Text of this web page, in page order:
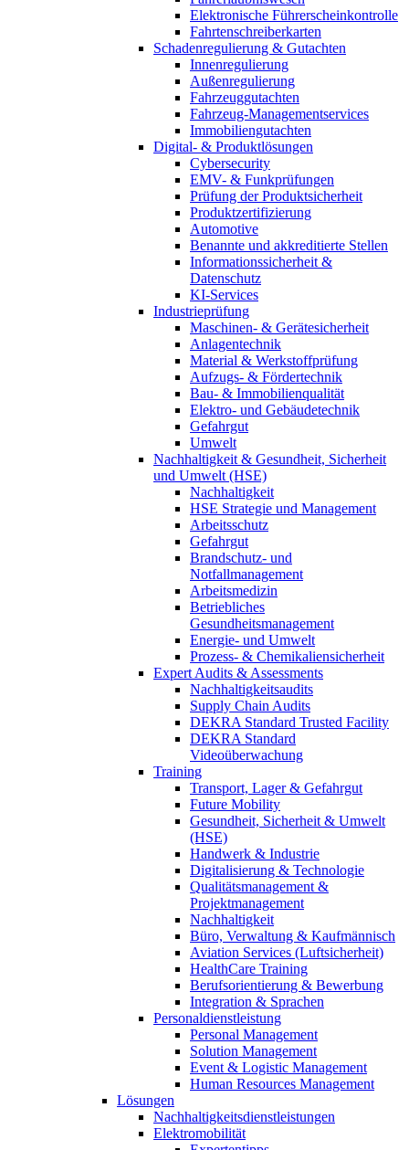
Elektronische Führerscheinkontrolle
Fahrtenschreiberkarten
Schadenregulierung & Gutachten
Innenregulierung
Außenregulierung
Fahrzeuggutachten
Fahrzeug-Managementservices
Immobiliengutachten
Digital- & Produktlösungen
Cybersecurity
EMV- & Funkprüfungen
Prüfung der Produktsicherheit
Produktzertifizierung
Automotive
Benannte und akkreditierte Stellen
Informationssicherheit &
Datenschutz
KI-Services
Industrieprüfung
Maschinen- & Gerätesicherheit
Anlagentechnik
Material & Werkstoffprüfung
Aufzugs- & Fördertechnik
Bau- & Immobilienqualität
Elektro- und Gebäudetechnik
Gefahrgut
Umwelt
Nachhaltigkeit & Gesundheit, Sicherheit
und Umwelt (HSE)
Nachhaltigkeit
HSE Strategie und Management
Arbeitsschutz
Gefahrgut
Brandschutz- und
Notfallmanagement
Arbeitsmedizin
Betriebliches
Gesundheitsmanagement
Energie- und Umwelt
Prozess- & Chemikaliensicherheit
Expert Audits & Assessments
Nachhaltigkeitsaudits
Supply Chain Audits
DEKRA Standard Trusted Facility
DEKRA Standard
Videoüberwachung
Training
Transport, Lager & Gefahrgut
Future Mobility
Gesundheit, Sicherheit & Umwelt
(HSE)
Handwerk & Industrie
Digitalisierung & Technologie
Qualitätsmanagement &
Projektmanagement
Nachhaltigkeit
Büro, Verwaltung & Kaufmännisch
Aviation Services (Luftsicherheit)
HealthCare Training
Berufsorientierung & Bewerbung
Integration & Sprachen
Personaldienstleistung
Personal Management
Solution Management
Event & Logistic Management
Human Resources Management
Lösungen
Nachhaltigkeitsdienstleistungen
Elektromobilität